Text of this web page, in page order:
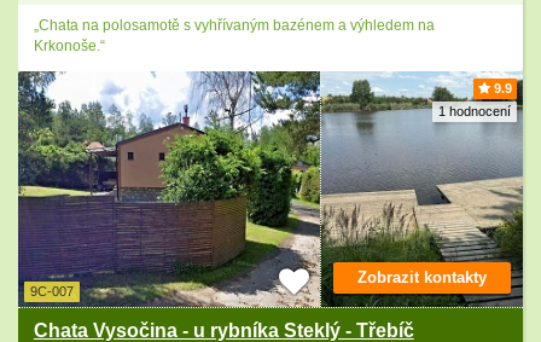
„Chata na polosamotě s vyhřívaným bazénem a výhledem na
Krkonoše.“
9.9
1 hodnocení
9C-007
Chata Vysočina - u rybníka Steklý - Třebíč
Zobrazit kontakty